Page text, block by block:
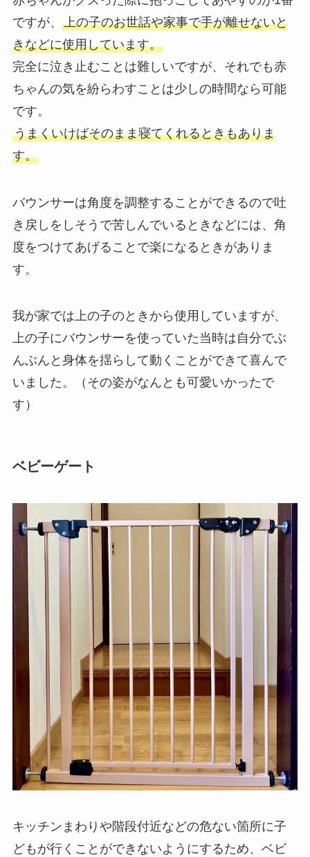
ですが、 上の子のお世話や家事で手が離せないと
きなどに使用しています。
完全に泣き止むことは難しいですが、それでも赤
ちゃんの気を紛らわすことは少しの時間なら可能
です。
うまくいけばそのまま寝てくれるときもありま
す。
バウンサーは角度を調整することができるので吐
き戻しをしそうで苦しんでいるときなどには、角
度をつけてあげることで楽になるときがありま
す。
我が家では上の子のときから使用していますが、
上の子にバウンサーを使っていた当時は自分でぶ
んぶんと身体を揺らして動くことができて喜んで
いました。（その姿がなんとも可愛いかったで
す）
ベビーゲート
キッチンまわりや階段付近などの危ない箇所に子
どもが行くことができないようにするため、ベビ